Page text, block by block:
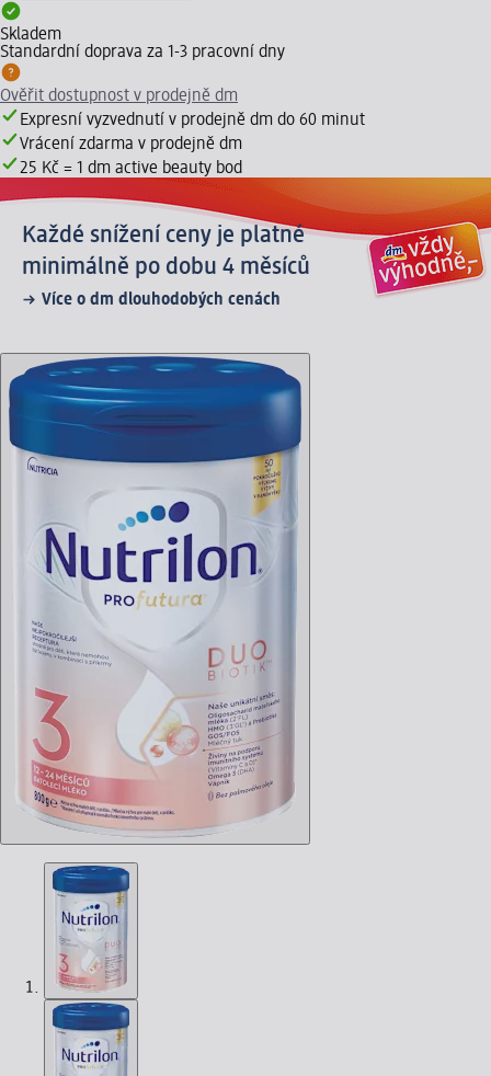
Skladem
Standardní doprava za 1-3 pracovní dny
Ověřit dostupnost v prodejně dm
Expresní vyzvednutí v prodejně dm do 60 minut
Vrácení zdarma v prodejně dm
25 Kč = 1 dm active beauty bod
Každé snížení ceny je platné
minimálně po dobu 4 měsíců
Více o dm dlouhodobých cenách